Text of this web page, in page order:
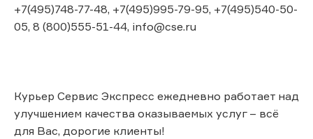
+7(495)748-77-48, +7(495)995-79-95, +7(495)540-50-
05, 8 (800)555-51-44, info@cse.ru
Курьер Сервис Экспресс ежедневно работает над
улучшением качества оказываемых услуг – всё
для Вас, дорогие клиенты!